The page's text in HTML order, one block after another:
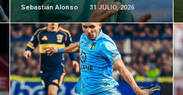
Sebastián Alonso 31 JULIO, 2026
LEER MÁS